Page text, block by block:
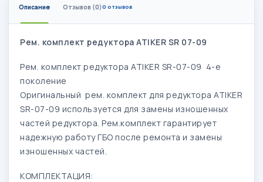
Описание Отзывов (0)0 отзывов
Рем. комплект редуктора ATIKER SR 07-09
Рем. комплект редуктора ATIKER SR-07-09 4-е
поколение
Оригинальный рем. комплект для редуктора ATIKER
SR-07-09 используется для замены изношенных
частей редуктора. Рем.комплект гарантирует
надежную работу ГБО после ремонта и замены
изношенных частей.
КОМПЛЕКТАЦИЯ: